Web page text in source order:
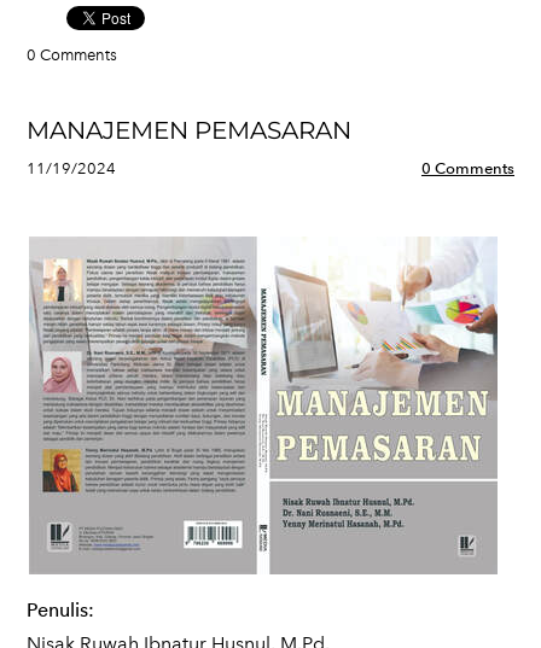
0 Comments
MANAJEMEN PEMASARAN
11/19/2024 0 Comments
Penulis: